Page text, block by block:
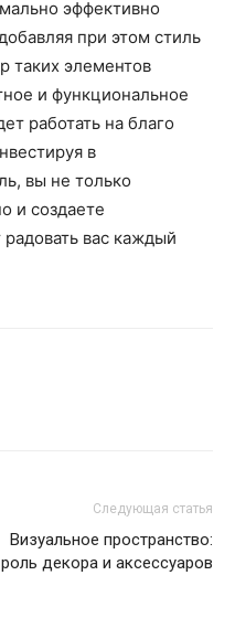
эффективно
при этом стиль
таких элементов
и функциональное
работать на благо
в
вы не только
и создаете
вас каждый
Следующая статья
Визуальное пространство:
роль декора и аксессуаров